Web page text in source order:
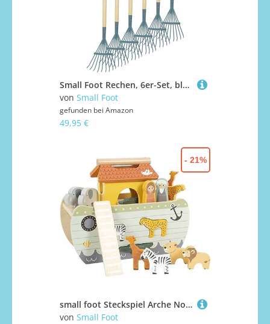
Small Foot Rechen, 6er-Set, blau aus Holz und Metall, kindgerechtes Gartenwerkzeug für Kinder ab 3 Jahren, 12543
von Small Foot
gefunden bei Amazon
49,95 €
small foot Steckspiel Arche Noah „Safari“, Motorikspielzeug aus Holz mit 15 Tierfiguren, Taufgeschenke für Mädchen und Jungen, für Kinder ab 12 Monaten, 12456
von Small Foot
- 21%